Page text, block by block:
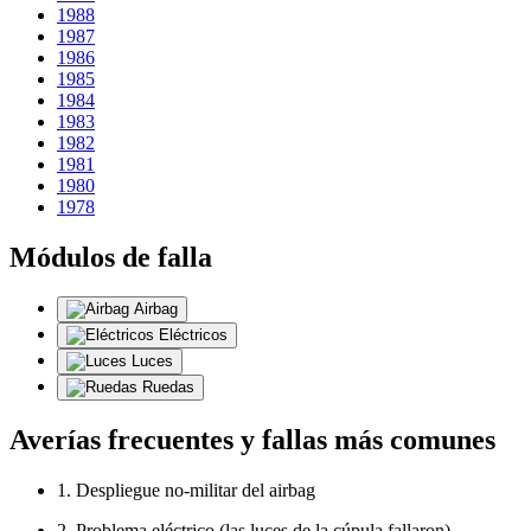
1988
1987
1986
1985
1984
1983
1982
1981
1980
1978
Módulos de falla
Airbag
Eléctricos
Luces
Ruedas
Averías frecuentes y fallas más comunes
1. Despliegue no-militar del airbag